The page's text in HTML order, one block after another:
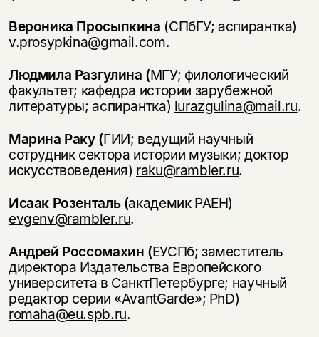
Вероника Просыпкина (СПбГУ; аспирантка)
v.prosypkina@gmail.com.
Людмила Разгулина (МГУ; филологический
факультет; кафедра истории зарубежной
литературы; аспирантка) lurazgulina@mail.ru.
Марина Раку (ГИИ; ведущий научный
сотрудник сектора истории музыки; доктор
искусствоведения) raku@rambler.ru.
Исаак Розенталь (академик РАЕН)
evgenv@rambler.ru.
Андрей Россомахин (ЕУСПб; заместитель
директора Издательства Европейского
университета в Санкт­Петербурге; научный
редактор серии «Avant­Garde»; PhD)
romaha@eu.spb.ru.